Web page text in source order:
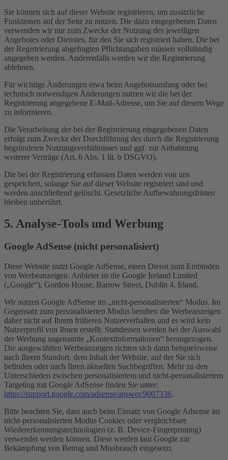
Sie können sich auf dieser Website registrieren, um zusätzliche
Funktionen auf der Seite zu nutzen. Die dazu eingegebenen Daten
verwenden wir nur zum Zwecke der Nutzung des jeweiligen
Angebotes oder Dienstes, für den Sie sich registriert haben. Die bei
der Registrierung abgefragten Pflichtangaben müssen vollständig
angegeben werden. Anderenfalls werden wir die Registrierung
ablehnen.
Für wichtige Änderungen etwa beim Angebotsumfang oder bei
technisch notwendigen Änderungen nutzen wir die bei der
Registrierung angegebene E-Mail-Adresse, um Sie auf diesem Wege
zu informieren.
Die Verarbeitung der bei der Registrierung eingegebenen Daten
erfolgt zum Zwecke der Durchführung des durch die Registrierung
begründeten Nutzungsverhältnisses und ggf. zur Anbahnung
weiterer Verträge (Art. 6 Abs. 1 lit. b DSGVO).
Die bei der Registrierung erfassten Daten werden von uns
gespeichert, solange Sie auf dieser Website registriert sind und
werden anschließend gelöscht. Gesetzliche Aufbewahrungsfristen
bleiben unberührt.
5. Analyse-Tools und Werbung
Google AdSense (nicht personalisiert)
Diese Website nutzt Google AdSense, einen Dienst zum Einbinden
von Werbeanzeigen. Anbieter ist die Google Ireland Limited
(„Google“), Gordon House, Barrow Street, Dublin 4, Irland.
Wir nutzen Google AdSense im „nicht-personalisierten“ Modus. Im
Gegensatz zum personalisierten Modus beruhen die Werbeanzeigen
daher nicht auf Ihrem früheren Nutzerverhalten und es wird kein
Nutzerprofil von Ihnen erstellt. Stattdessen werden bei der Auswahl
der Werbung sogenannte „Kontextinformationen“ herangezogen.
Die ausgewählten Werbeanzeigen richten sich dann beispielsweise
nach Ihrem Standort, dem Inhalt der Website, auf der Sie sich
befinden oder nach Ihren aktuellen Suchbegriffen. Mehr zu den
Unterschieden zwischen personalisiertem und nicht-personalisiertem
Targeting mit Google AdSense finden Sie unter:
https://support.google.com/adsense/answer/9007336.
Bitte beachten Sie, dass auch beim Einsatz von Google Adsense im
nicht-personalisierten Modus Cookies oder vergleichbare
Wiedererkennungstechnologien (z. B. Device-Fingerprinting)
verwendet werden können. Diese werden laut Google zur
Bekämpfung von Betrug und Missbrauch eingesetzt.